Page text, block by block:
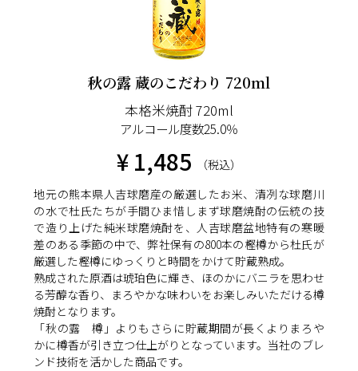
秋の露 蔵のこだわり 720ml
本格米焼酎 720ml
アルコール度数25.0％
¥ 1,485
（税込）
地元の熊本県人吉球磨産の厳選したお米、清冽な球磨川
の水で杜氏たちが手間ひま惜しまず球磨焼酎の伝統の技
で造り上げた純米球磨焼酎を、人吉球磨盆地特有の寒暖
差のある季節の中で、弊社保有の800本の樫樽から杜氏が
厳選した樫樽にゆっくりと時間をかけて貯蔵熟成。
熟成された原酒は琥珀色に輝き、ほのかにバニラを思わせ
る芳醇な香り、まろやかな味わいをお楽しみいただける樽
焼酎となります。
「秋の露 樽」よりもさらに貯蔵期間が長くよりまろや
かに樽香が引き立つ仕上がりとなっています。当社のブレ
ンド技術を活かした商品です。